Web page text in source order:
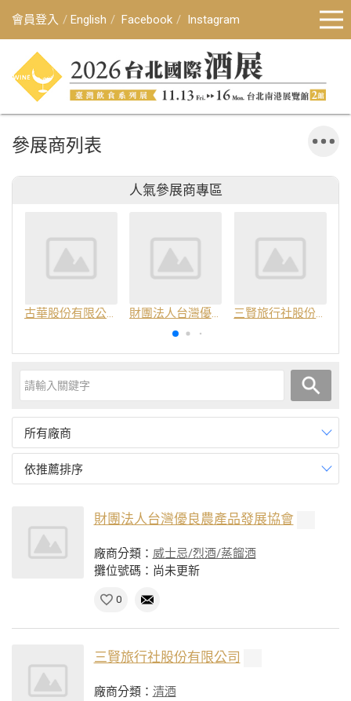
會員登入 English Facebook Instagram
參展商列表
人氣參展商專區
古華股份有限公司 財團法人台灣優良農產品發展協會 三賢旅行社股份有限公司
所有廠商
依推薦排序
財團法人台灣優良農產品發展協會
廠商分類： 威士忌/烈酒/蒸餾酒
攤位號碼：尚未更新
0
三賢旅行社股份有限公司
廠商分類： 清酒